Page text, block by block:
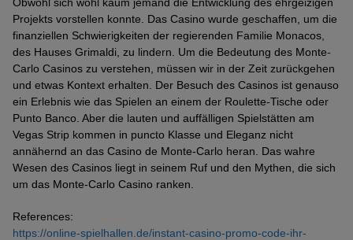
Projekts vorstellen konnte. Das Casino wurde geschaffen, um die
finanziellen Schwierigkeiten der regierenden Familie Monacos,
des Hauses Grimaldi, zu lindern. Um die Bedeutung des Monte-
Carlo Casinos zu verstehen, müssen wir in der Zeit zurückgehen
und etwas Kontext erhalten. Der Besuch des Casinos ist genauso
ein Erlebnis wie das Spielen an einem der Roulette-Tische oder
Punto Banco. Aber die lauten und auffälligen Spielstätten am
Vegas Strip kommen in puncto Klasse und Eleganz nicht
annähernd an das Casino de Monte-Carlo heran. Das wahre
Wesen des Casinos liegt in seinem Ruf und den Mythen, die sich
um das Monte-Carlo Casino ranken.
References:
https://online-spielhallen.de/instant-casino-promo-code-ihr-